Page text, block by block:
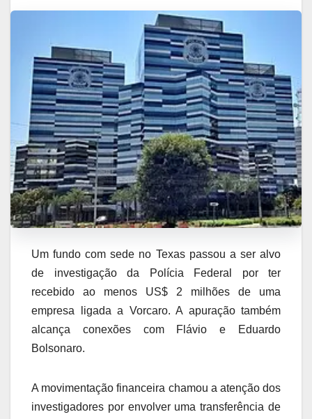
Um fundo com sede no Texas passou a ser alvo
de investigação da Polícia Federal por ter
recebido ao menos US$ 2 milhões de uma
empresa ligada a Vorcaro. A apuração também
alcança conexões com Flávio e Eduardo
Bolsonaro.
A movimentação financeira chamou a atenção dos
investigadores por envolver uma transferência de